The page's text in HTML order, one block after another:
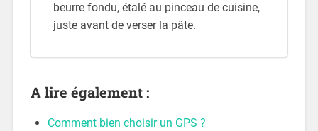
beurre fondu, étalé au pinceau de cuisine,
juste avant de verser la pâte.
A lire également :
Comment bien choisir un GPS ?